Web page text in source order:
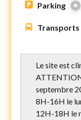
Parking
Transports
Le site est
septembre
8H-16H le
12H-18H le